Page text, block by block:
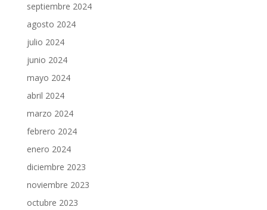
septiembre 2024
agosto 2024
julio 2024
junio 2024
mayo 2024
abril 2024
marzo 2024
febrero 2024
enero 2024
diciembre 2023
noviembre 2023
octubre 2023